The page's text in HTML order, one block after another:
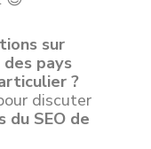
sur
pays
?
discuter
SEO de